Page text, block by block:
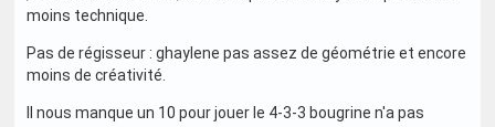
moins technique.
Pas de régisseur : ghaylene pas assez de géométrie et encore
moins de créativité.
Il nous manque un 10 pour jouer le 4-3-3 bougrine n'a pas